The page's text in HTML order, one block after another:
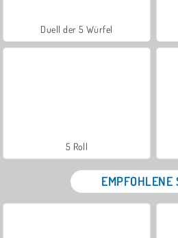
Duell der 5 Würfel
5 Roll
EMPFOHLENE